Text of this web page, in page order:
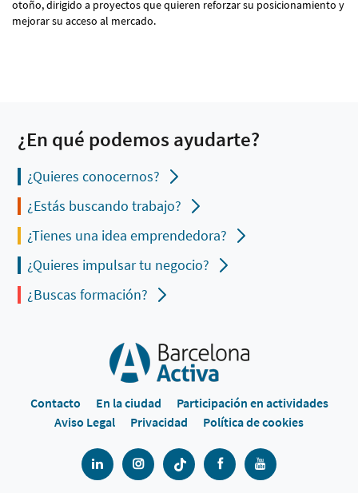
otoño, dirigido a proyectos que quieren reforzar su posicionamiento y
mejorar su acceso al mercado.
¿En qué podemos ayudarte?
¿Quieres conocernos?
¿Estás buscando trabajo?
¿Tienes una idea emprendedora?
¿Quieres impulsar tu negocio?
¿Buscas formación?
Contacto En la ciudad
Participación en actividades
Aviso Legal
Privacidad Política de cookies